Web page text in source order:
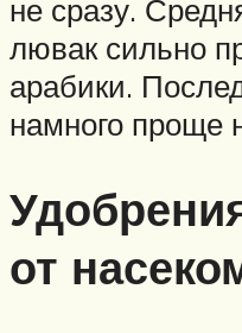
не сразу.
лювак сильно
арабики.
намного проще
от